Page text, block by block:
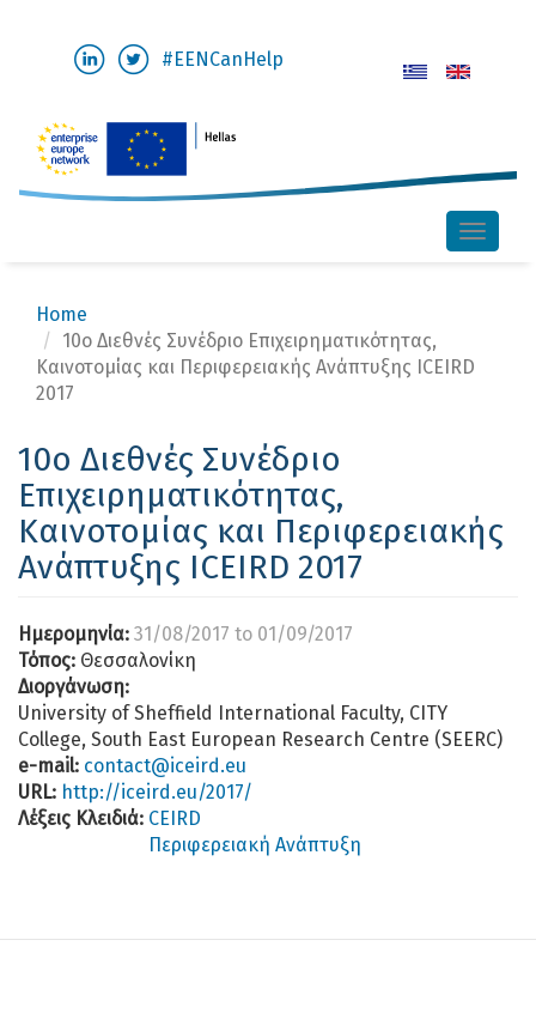
#EENCanHelp
Toggle
Home
10o Διεθνές Συνέδριο Επιχειρηματικότητας,
Καινοτομίας και Περιφερειακής Ανάπτυξης ICEIRD
2017
10o Διεθνές Συνέδριο
Επιχειρηματικότητας,
Καινοτομίας και Περιφερειακής
Ανάπτυξης ICEIRD 2017
Ημερομηνία: 31/08/2017 to 01/09/2017
Τόπος: Θεσσαλονίκη
Διοργάνωση:
University of Sheffield International Faculty, CITY
College, South East European Research Centre (SEERC)
e-mail: contact@iceird.eu
URL: http://iceird.eu/2017/
Λέξεις Κλειδιά: CEIRD
Περιφερειακή Ανάπτυξη